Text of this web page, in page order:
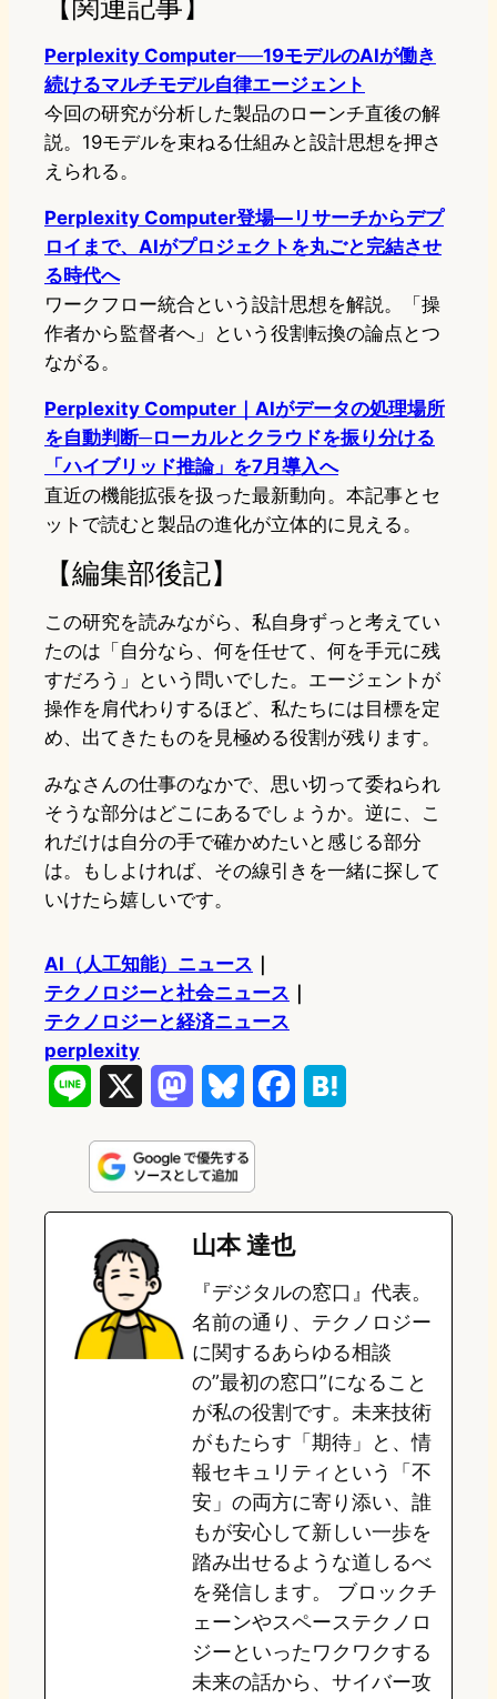
Perplexity Computer──19モデルのAIが働き
続けるマルチモデル自律エージェント
今回の研究が分析した製品のローンチ直後の解
説。19モデルを束ねる仕組みと設計思想を押さ
えられる。
Perplexity Computer登場—リサーチからデプ
ロイまで、AIがプロジェクトを丸ごと完結させ
る時代へ
ワークフロー統合という設計思想を解説。「操
作者から監督者へ」という役割転換の論点とつ
ながる。
Perplexity Computer｜AIがデータの処理場所
を自動判断─ローカルとクラウドを振り分ける
「ハイブリッド推論」を7月導入へ
直近の機能拡張を扱った最新動向。本記事とセ
ットで読むと製品の進化が立体的に見える。
【編集部後記】
この研究を読みながら、私自身ずっと考えてい
たのは「自分なら、何を任せて、何を手元に残
すだろう」という問いでした。エージェントが
操作を肩代わりするほど、私たちには目標を定
め、出てきたものを見極める役割が残ります。
みなさんの仕事のなかで、思い切って委ねられ
そうな部分はどこにあるでしょうか。逆に、こ
れだけは自分の手で確かめたいと感じる部分
は。もしよければ、その線引きを一緒に探して
いけたら嬉しいです。
AI（人工知能）ニュース
テクノロジーと社会ニュース
テクノロジーと経済ニュース
perplexity
n
e
s
t
o
o
n
u
e
s
k
e
b
o
o
k
e
a
山本 達也
『デジタルの窓口』代表。
名前の通り、テクノロジー
に関するあらゆる相談
の”最初の窓口”になること
が私の役割です。未来技術
がもたらす「期待」と、情
報セキュリティという「不
安」の両方に寄り添い、誰
もが安心して新しい一歩を
踏み出せるような道しるべ
を発信します。 ブロックチ
ェーンやスペーステクノロ
ジーといったワクワクする
未来の話から、サイバー攻